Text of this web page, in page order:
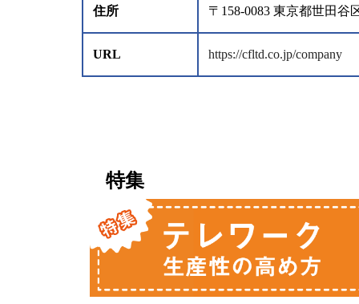
住所 〒158-0083 東京都世田谷
URL https://cfltd.co.jp/company
特集